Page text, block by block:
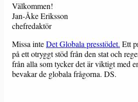
Välkommen!
Jan-Åke Eriksson
chefredaktör
Missa inteDet Globala presstödet. Ett
på ett otryggt stöd från den stat och
från alla som tycker det är viktigt med
bevakar de globala frågorna. DS.